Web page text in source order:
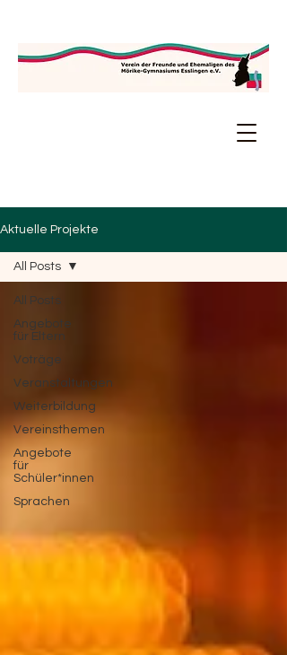
Aktuelle Projekte
All Posts
Angebote
für Eltern
Voträge
Veranstaltungen
Weiterbildung
Vereinsthemen
Angebote
für
Schüler*innen
Sprachen
All Posts